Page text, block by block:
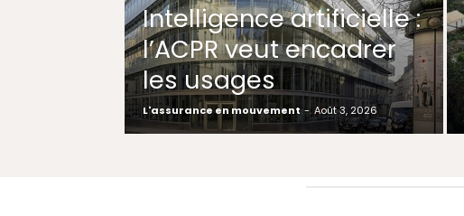
Intelligence artificielle :
l’ACPR veut encadrer
les usages
L'assurance en mouvement - Août 3, 2026